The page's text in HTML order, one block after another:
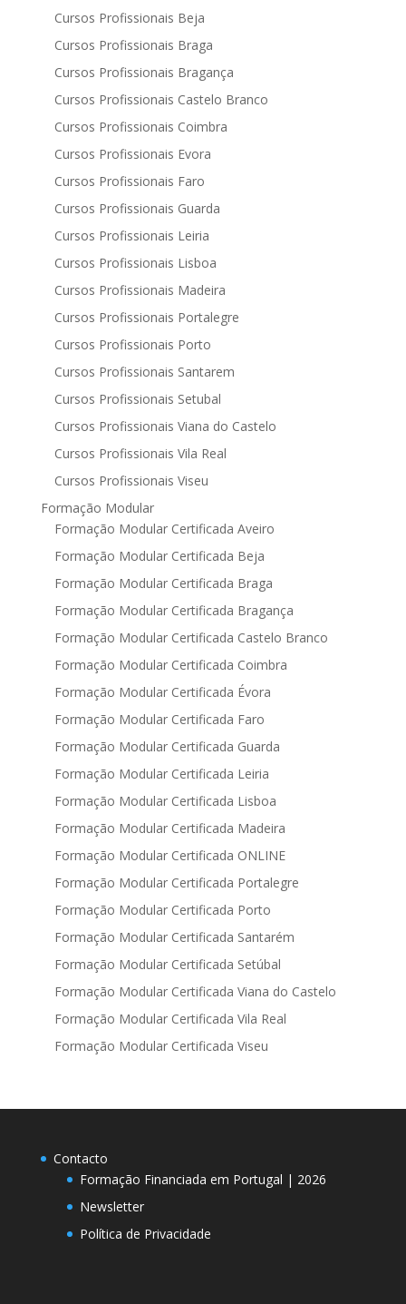
Cursos Profissionais Beja
Cursos Profissionais Braga
Cursos Profissionais Bragança
Cursos Profissionais Castelo Branco
Cursos Profissionais Coimbra
Cursos Profissionais Evora
Cursos Profissionais Faro
Cursos Profissionais Guarda
Cursos Profissionais Leiria
Cursos Profissionais Lisboa
Cursos Profissionais Madeira
Cursos Profissionais Portalegre
Cursos Profissionais Porto
Cursos Profissionais Santarem
Cursos Profissionais Setubal
Cursos Profissionais Viana do Castelo
Cursos Profissionais Vila Real
Cursos Profissionais Viseu
Formação Modular
Formação Modular Certificada Aveiro
Formação Modular Certificada Beja
Formação Modular Certificada Braga
Formação Modular Certificada Bragança
Formação Modular Certificada Castelo Branco
Formação Modular Certificada Coimbra
Formação Modular Certificada Évora
Formação Modular Certificada Faro
Formação Modular Certificada Guarda
Formação Modular Certificada Leiria
Formação Modular Certificada Lisboa
Formação Modular Certificada Madeira
Formação Modular Certificada ONLINE
Formação Modular Certificada Portalegre
Formação Modular Certificada Porto
Formação Modular Certificada Santarém
Formação Modular Certificada Setúbal
Formação Modular Certificada Viana do Castelo
Formação Modular Certificada Vila Real
Formação Modular Certificada Viseu
Contacto
Formação Financiada em Portugal | 2026
Newsletter
Política de Privacidade